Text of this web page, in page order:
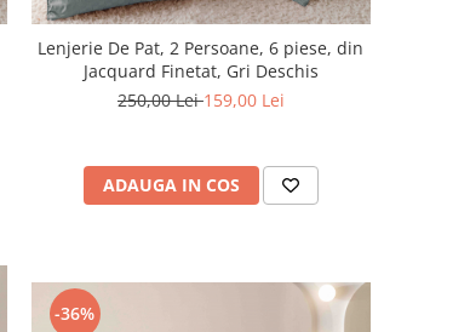
Lenjerie De Pat, 2 Persoane, 6 piese, din
Jacquard Finetat, Gri Deschis
250,00 Lei159,00 Lei
ADAUGA IN COS
-36%